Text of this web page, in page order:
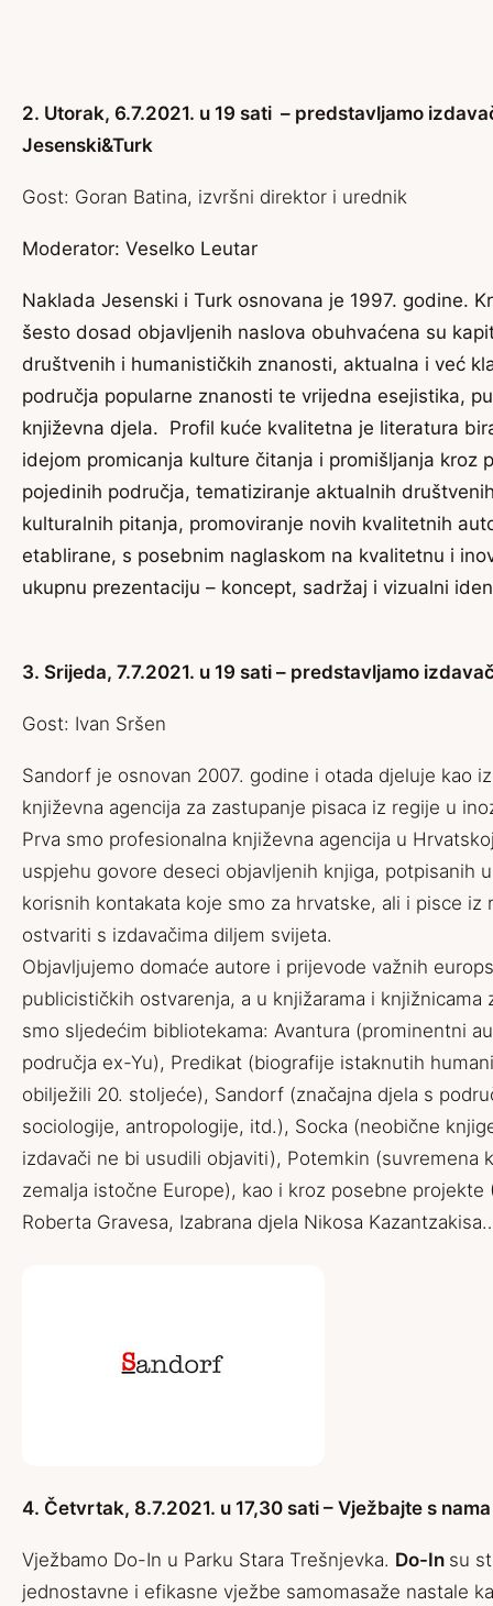
2. Utorak, 6.7.2021. u 19 sati – predstavljamo
Jesenski&Turk
Gost: Goran Batina, izvršni direktor i urednik
Moderator: Veselko Leutar
Naklada Jesenski i Turk osnovana je 1997. godine.
šesto dosad objavljenih naslova obuhvaćena su
društvenih i humanističkih znanosti, aktualna i već
područja popularne znanosti te vrijedna esejistika,
književna djela. Profil kuće kvalitetna je literatura
idejom promicanja kulture čitanja i promišljanja kroz
pojedinih područja, tematiziranje aktualnih
kulturalnih pitanja, promoviranje novih kvalitetnih
etablirane, s posebnim naglaskom na kvalitetnu i
ukupnu prezentaciju – koncept, sadržaj i vizualni
3. Srijeda, 7.7.2021. u 19 sati – predstavljamo
Gost: Ivan Sršen
Sandorf je osnovan 2007. godine i otada djeluje kao
književna agencija za zastupanje pisaca iz regije u
Prva smo profesionalna književna agencija u
uspjehu govore deseci objavljenih knjiga, potpisanih
korisnih kontakata koje smo za hrvatske, ali i pisce iz
ostvariti s izdavačima diljem svijeta.
Objavljujemo domaće autore i prijevode važnih
publicističkih ostvarenja, a u knjižarama i knjižnicama
smo sljedećim bibliotekama: Avantura (prominentni
područja ex-Yu), Predikat (biografije istaknutih
obilježili 20. stoljeće), Sandorf (značajna djela s
sociologije, antropologije, itd.), Socka (neobične
izdavači ne bi usudili objaviti), Potemkin (suvremena
zemalja istočne Europe), kao i kroz posebne projekte
Roberta Gravesa, Izabrana djela Nikosa
4. Četvrtak, 8.7.2021. u 17,30 sati – Vježbajte s
Vježbamo Do-In u Parku Stara Trešnjevka. Do-In su
jednostavne i efikasne vježbe samomasaže nastale